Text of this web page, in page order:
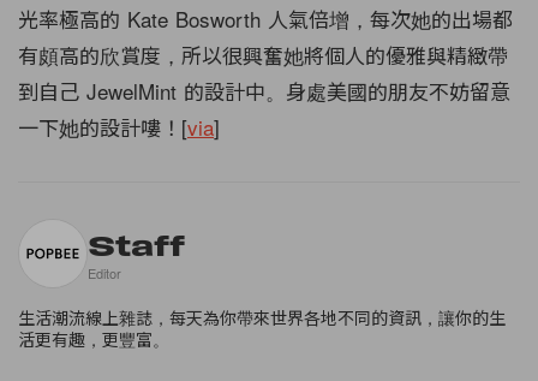
光率極高的 Kate Bosworth 人氣倍增，每次她的出場都
有頗高的欣賞度， 所以很興奮她將個人的優雅與精緻帶
到自己 JewelMint 的設計中。身處美國的朋友不妨留意
一下她的設計嘍！[via]
Staff
Editor
生活潮流線上雜誌，每天為你帶來世界各地不同的資訊，讓你的生
活更有趣，更豐富。